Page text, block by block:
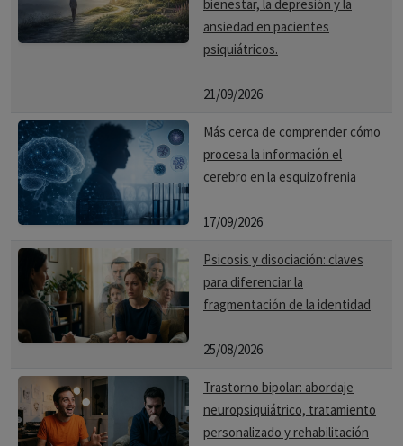
bienestar, la depresión y la
ansiedad en pacientes
psiquiátricos.
21/09/2026
Más cerca de comprender cómo
procesa la información el
cerebro en la esquizofrenia
17/09/2026
Psicosis y disociación: claves
para diferenciar la
fragmentación de la identidad
25/08/2026
Trastorno bipolar: abordaje
neuropsiquiátrico, tratamiento
personalizado y rehabilitación